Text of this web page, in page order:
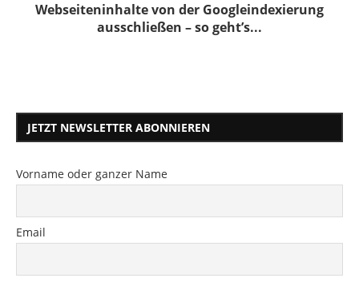
Webseiteninhalte von der Googleindexierung
ausschließen – so geht’s...
JETZT NEWSLETTER ABONNIEREN
Vorname oder ganzer Name
Email